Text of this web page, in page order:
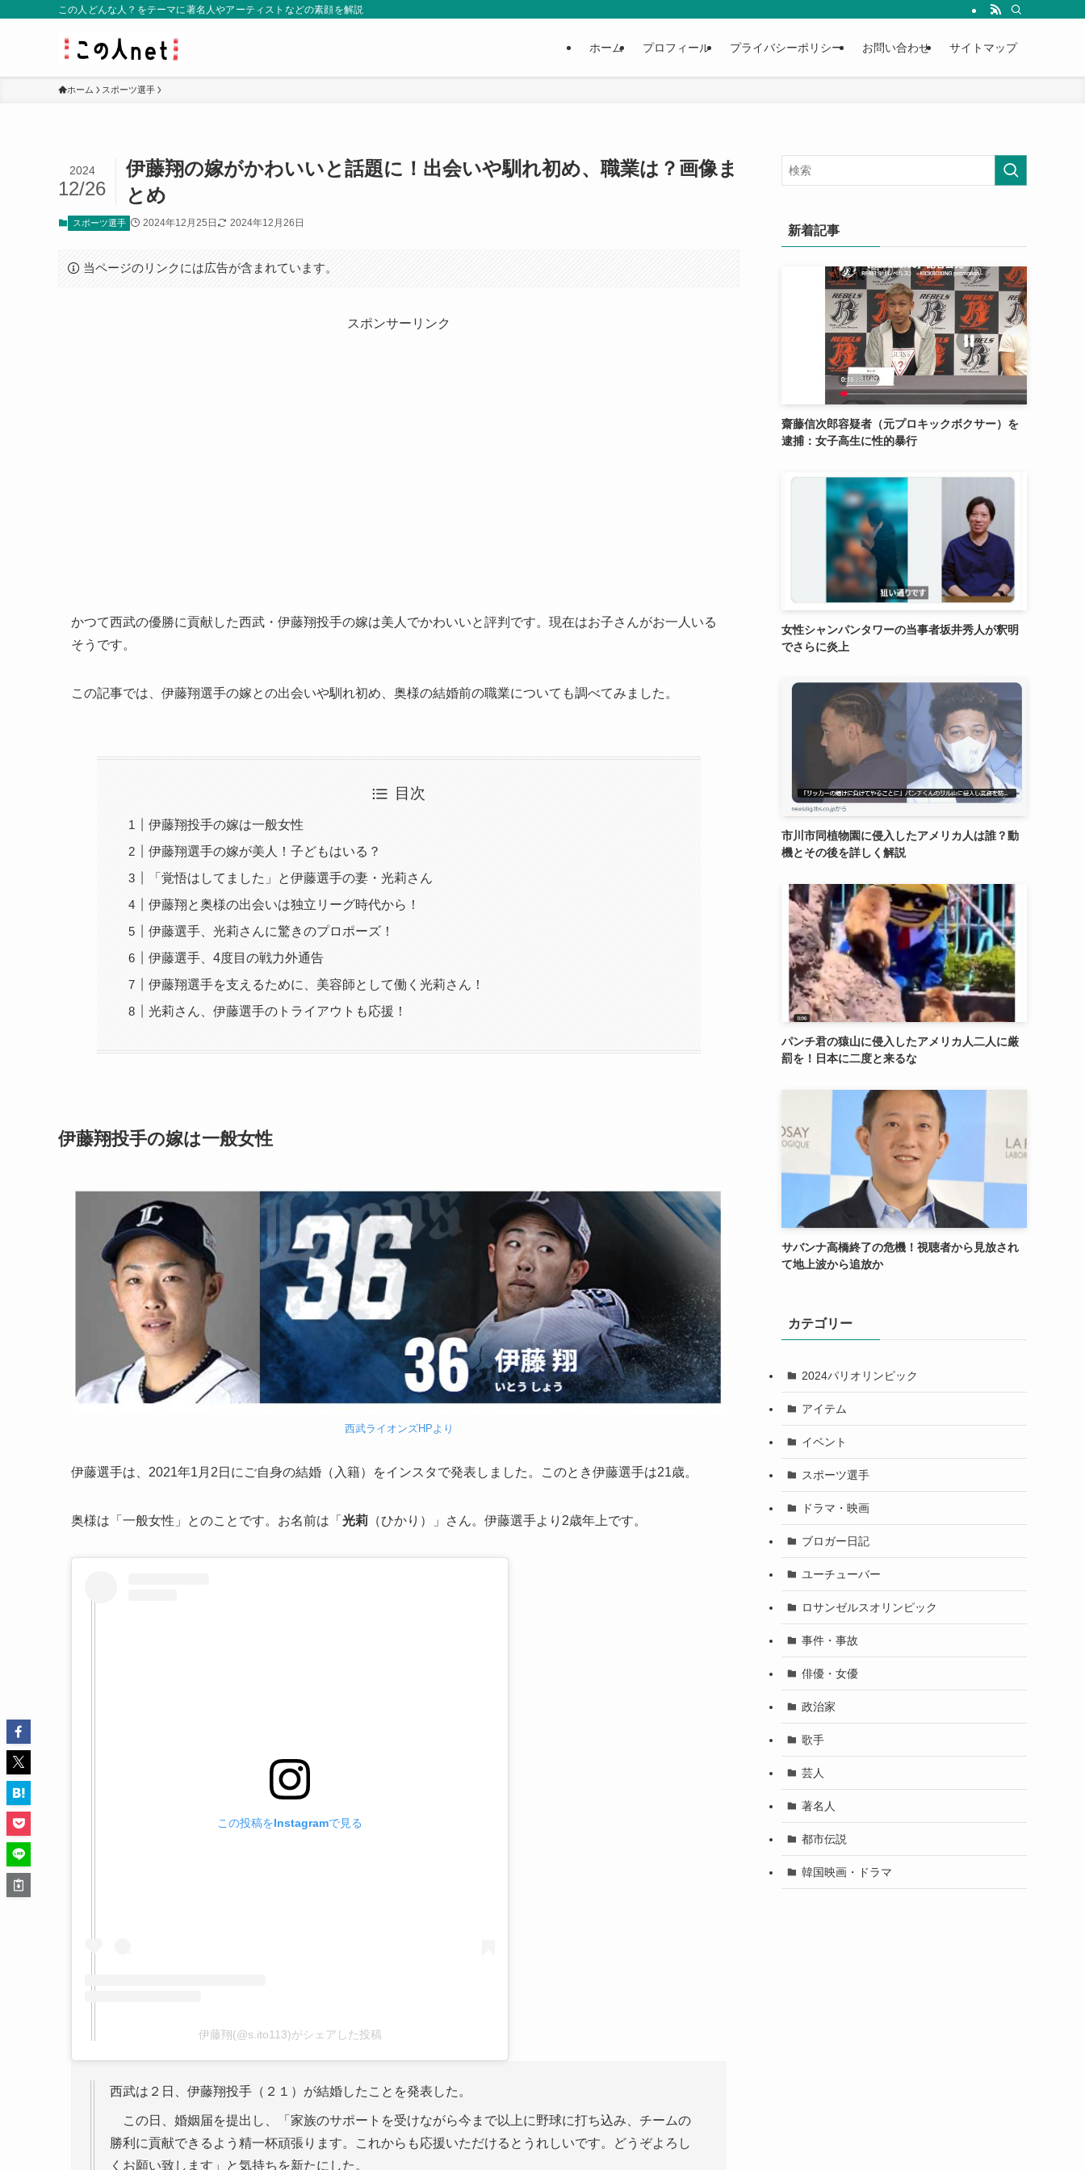
この人どんな人？をテーマに著名人やアーティストなどの素顔を解説
ホーム プロフィール プライバシーポリシー お問い合わせ サイトマップ
ホーム スポーツ選手
伊藤翔の嫁がかわいいと話題に！出会いや馴れ初め、職業は？画像ま
とめ
2024
12/26
スポーツ選手 2024年12月25日 2024年12月26日
当ページのリンクには広告が含まれています。
スポンサーリンク
かつて西武の優勝に貢献した西武・伊藤翔投手の嫁は美人でかわいいと評判です。現在はお子さんがお一人いる
そうです。
この記事では、伊藤翔選手の嫁との出会いや馴れ初め、奥様の結婚前の職業についても調べてみました。
目次
伊藤翔投手の嫁は一般女性
伊藤翔選手の嫁が美人！子どもはいる？
「覚悟はしてました」と伊藤選手の妻・光莉さん
伊藤翔と奥様の出会いは独立リーグ時代から！
伊藤選手、光莉さんに驚きのプロポーズ！
伊藤選手、4度目の戦力外通告
伊藤翔選手を支えるために、美容師として働く光莉さん！
光莉さん、伊藤選手のトライアウトも応援！
伊藤翔投手の嫁は一般女性
西武ライオンズHPより
伊藤選手は、2021年1月2日にご自身の結婚（入籍）をインスタで発表しました。このとき伊藤選手は21歳。
奥様は「一般女性」とのことです。お名前は「 光莉 （ひかり）」さん。伊藤選手より2歳年上です。
この投稿をInstagramで見る
伊藤翔(@s.ito113)がシェアした投稿
西武は２日、伊藤翔投手（２１）が結婚したことを発表した。
この日、婚姻届を提出し、「家族のサポートを受けながら今まで以上に野球に打ち込み、チームの
勝利に貢献できるよう精一杯頑張ります。これからも応援いただけるとうれしいです。どうぞよろし
くお願い致します」と気持ちを新たにした。
新着記事
齋藤信次郎容疑者（元プロキックボクサー）を
逮捕：女子高生に性的暴行
女性シャンパンタワーの当事者坂井秀人が釈明
でさらに炎上
市川市同植物園に侵入したアメリカ人は誰？動
機とその後を詳しく解説
パンチ君の猿山に侵入したアメリカ人二人に厳
罰を！日本に二度と来るな
サバンナ高橋終了の危機！視聴者から見放され
て地上波から追放か
カテゴリー
2024パリオリンピック
アイテム
イベント
スポーツ選手
ドラマ・映画
ブロガー日記
ユーチューバー
ロサンゼルスオリンピック
事件・事故
俳優・女優
政治家
歌手
芸人
著名人
都市伝説
韓国映画・ドラマ